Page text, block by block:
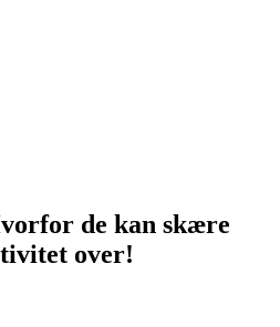
de kan skære
over!